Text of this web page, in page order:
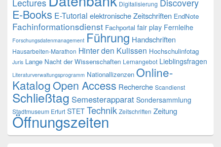
Lectures
Digitalisierung Discovery
E-Books E-Tutorial elektronische Zeitschriften EndNote
Fachinformationsdienst Fachportal fair play Fernleihe
Forschungsdatenmanagement Führung Handschriften
Hausarbeiten-Marathon Hinter den Kulissen Hochschulinfotag
Juris Lange Nacht der Wissenschaften Lernangebot Lieblingsfragen
Literaturverwaltungsprogramm Nationallizenzen Online-
KatalogOpen Access Recherche Scandienst
Schließtag Semesterapparat Sondersammlung
Stadtmuseum Erfurt STET Technik Zeitschriften Zeitung
Öffnungszeiten